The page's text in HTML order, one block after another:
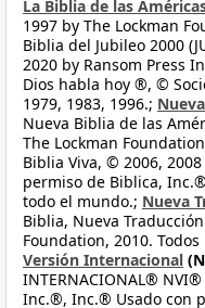
La Biblia de las
1997 by The Lockman
Biblia del Jubileo 2000
2020 by Ransom Press
Dios habla hoy ®, ©
1979, 1983, 1996.;
Nueva Biblia de las
The Lockman
Biblia Viva, © 2006,
permiso de Biblica,
todo el mundo.; Nueva
Biblia, Nueva
Foundation, 2010.
Versión Internacional
INTERNACIONAL®
Inc.®, Inc.® Usado con